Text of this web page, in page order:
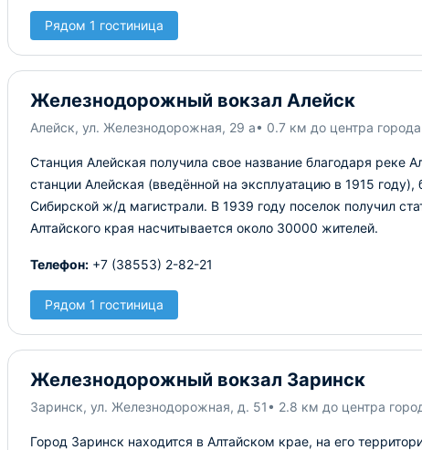
Рядом 1 гостиница
Железнодорожный вокзал Алейск
Алейск, ул. Железнодорожная, 29 а• 0.7 км до центра города
Станция Алейская получила свое название благодаря
станции Алейская (введённой на эксплуатацию в 1915
Сибирской ж/д магистрали. В 1939 году поселок получил
Алтайского края насчитывается около 30000 жителей.
Телефон: +7 (38553) 2-82-21
Рядом 1 гостиница
Железнодорожный вокзал Заринск
Заринск, ул. Железнодорожная, д. 51• 2.8 км до центра
Город Заринск находится в Алтайском крае, на его